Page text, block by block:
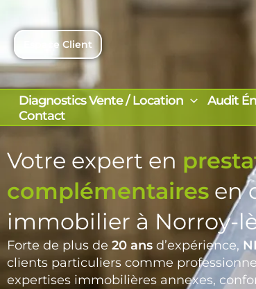
contenuEspace Client
Diagnostics Vente / Location Audit
Contact
Votre expert en
complémentaires en
immobilier à Norroy-
Forte de plus de 20 ans d’expérience,
clients particuliers comme
expertises immobilières annexes,